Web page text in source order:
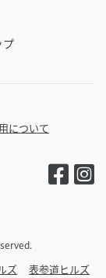
プ
について
ズ 表参道ヒルズ